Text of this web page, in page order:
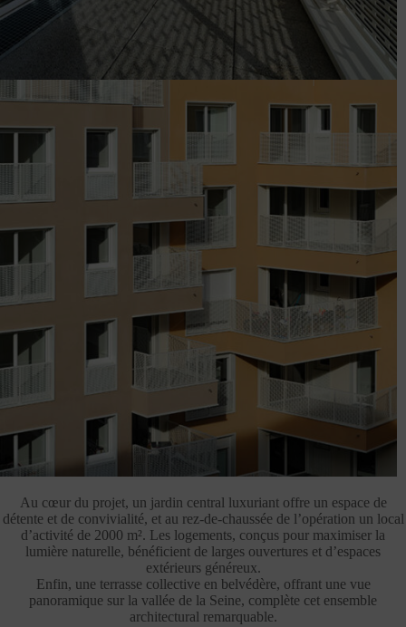
Au cœur du projet, un jardin central luxuriant offre un espace de
détente et de convivialité, et au rez-de-chaussée de l’opération un local
d’activité de 2000 m². Les logements, conçus pour maximiser la
lumière naturelle, bénéficient de larges ouvertures et d’espaces
extérieurs généreux.
Enfin, une terrasse collective en belvédère, offrant une vue
panoramique sur la vallée de la Seine, complète cet ensemble
architectural remarquable.